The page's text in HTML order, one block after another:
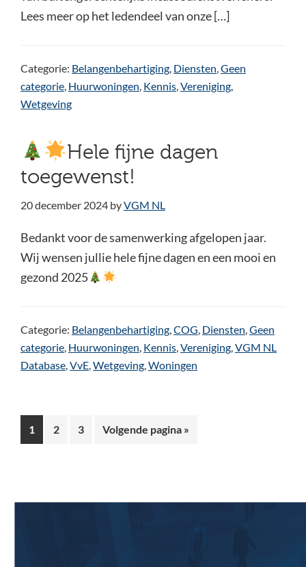
Lees meer op het ledendeel van onze […]
Categorie: Belangenbehartiging, Diensten,Geen
categorie, Huurwoningen, Kennis,Vereniging,
Wetgeving
Hele fijne dagen
toegewenst!
20 december 2024 byVGM NL
Bedankt voor de samenwerking afgelopen jaar.
Wij wensen jullie hele fijne dagen en een mooi en
gezond 2025
Categorie: Belangenbehartiging,COG, Diensten,Geen
categorie, Huurwoningen, Kennis,Vereniging,VGM NL
Database,VvE,Wetgeving,Woningen
Pagina
1 Pagina
2 Pagina
3
Ga
Volgende pagina »